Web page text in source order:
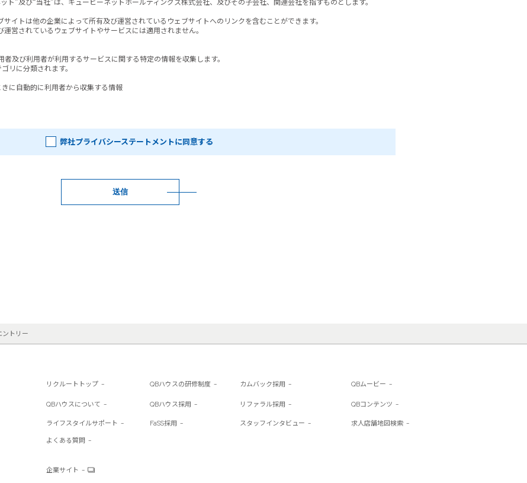
イトは他の企業によって所有及び運営されているウェブサイトへのリンクを含むことができます。
営されているウェブサイトやサービスには適用されません。
及び利用者が利用するサービスに関する特定の情報を収集します。
リに分類されます。
に自動的に利用者から収集する情報
ウェブサイトを閲覧すること、アンケートやプロモーションに参加することがあります。
氏名、ユーザーネーム、パスワード、メールアドレス、郵便番号、電話番号、住所、クレジットカード番号のような金
となる情報、電子カットカルテ、その他利用者が当社に提供することを選択した情報があります。
当社は利用者が利用するサービス及びそれらの利用方法に関する情報を収集することができます。この情報には次の情
用するとき、又は当社のモバイルアプリケーション内にある店舗検索サービスを利用するときに、当社は利用者の物
と題するセクションをご確認ください。
を維持し、当社のカスタマーエクスペリエンスを向上する方法を見つけ出すために、店内カメラを利用します。当社は
れらのカメラを個人を特定するために利用しません。
す。例えば、当社は利用者がブログ、チャットルーム、フェイスブック、ツイッター、グーグルプラス、インスタグラム
弊社プライバシーステートメントに同意する
送信
ントリー
リクルートトップ
QBハウスについて
ライフスタイルサポート
QBハウスの研修制度
QBハウス採用
FaSS採用
カムバック採用
リファラル採用
スタッフインタビュー
QBムービー
QBコンテンツ
求人店舗地図検索
よくある質問
企業サイト